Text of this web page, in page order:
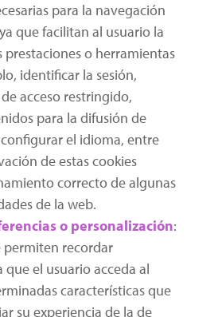
para la navegación
que facilitan al usuario la
prestaciones o herramientas
identificar la sesión,
acceso restringido,
para la difusión de
el idioma, entre
de estas cookies
correcto de algunas
de la web.
o personalización:
permiten recordar
el usuario acceda al
características que
su experiencia de la de